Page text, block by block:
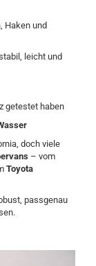
Haken und
leicht und
getestet haben
doch viele
– vom
Toyota
passgenau